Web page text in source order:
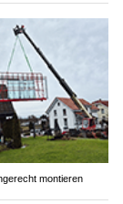
montieren